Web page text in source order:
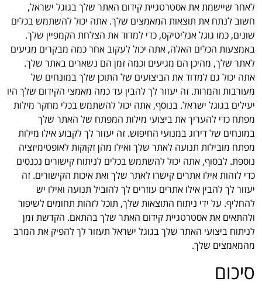
לאחר שיישמת את אסטרטגיית קידום האתר שלך בגוגל ישראל,
חשוב לנתח את תוצאות המאמצים שלך. אתה יכול להשתמש בכלים
שונים, כמו גוגל אנליטיקס, כדי למדוד את הצלחת הקמפיין שלך.
באמצעות הכלים האלה, אתה יכול לעקוב אחר כמה מבקרים מגיעים
לאתר שלך, מהיכן הם מגיעים וכמה זמן הם נשארים באתר שלך.
אתה יכול גם למדוד את הביצועים של התוכן שלך במונחים של
מעורבות והמרות. זה יעזור לך להבין עד כמה מאמצי הקידום שלך היו
יעילים בגוגל ישראל. בנוסף, אתה יכול להשתמש בכלי מחקר מילות
מפתח כדי להעריך את ביצועי מילות המפתח של האתר שלך
במונחים של דירוג במנועי החיפוש. זה יעזור לך לקבוע אילו מילות
מפתח מובילות תנועה לאתר שלך ואילו מהן זקוקות לאופטימיזציה
נוספת. לבסוף, אתה יכול להשתמש בכלים לניתוח קישורים נכנסים
כדי לזהות אילו אתרים קישרו לאתר שלך ואת איכות הקישורים. זה
יעזור לך להבין אילו אתרים עוזרים לך להוביל תנועה ואילו יש
להחליף. על ידי ניתוח התוצאות שלך, תוכל לזהות תחומים לשיפור
ולהתאים את אסטרטגיית קידום האתר שלך בהתאם. הקדשת זמן
לניתוח ביצועי האתר שלך בגוגל ישראל תעזור לך להפיק את המרב
מהמאמצים שלך.
סיכום